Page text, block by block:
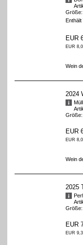
Größe:
Enthält
EUR
EUR
Wein
2024
Größe:
EUR
EUR
Wein
2025
Größe:
EUR
EUR